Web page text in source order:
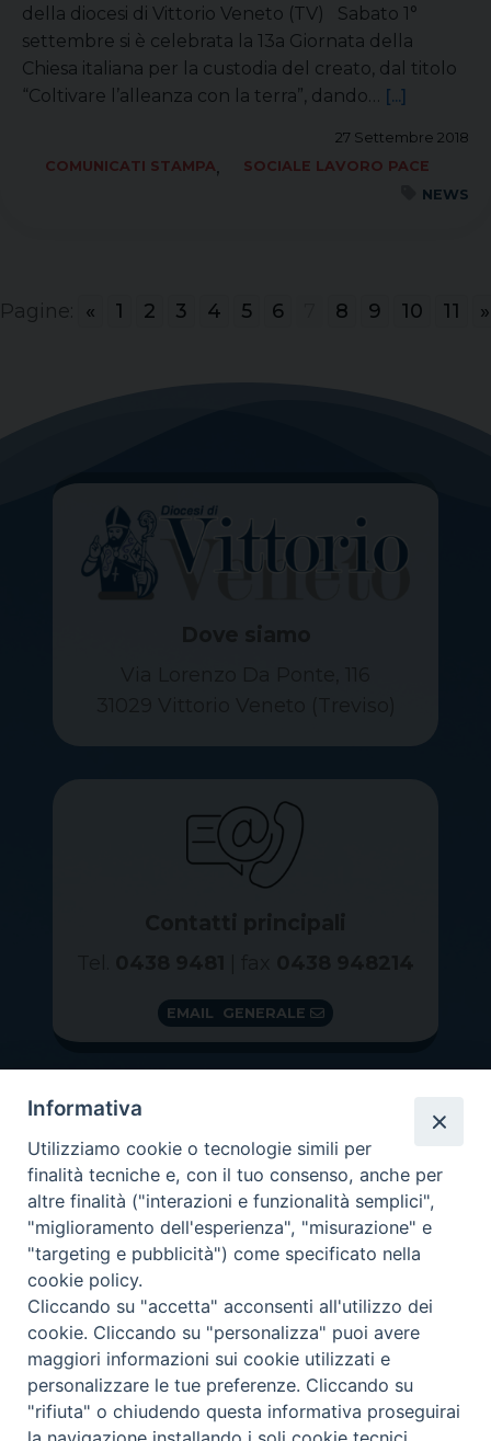
della diocesi di Vittorio Veneto (TV) Sabato 1°
settembre si è celebrata la 13a Giornata della
Chiesa italiana per la custodia del creato, dal titolo
“Coltivare l’alleanza con la terra”, dando… [...]
27 Settembre 2018
COMUNICATI STAMPA,
SOCIALE LAVORO PACE
NEWS
Pagine: « 1 2 3 4 5 6 8 9 10 11 »
EMAIL GENERALE
GRAZIE PER IL TUO AIUTO
Insieme per la Diocesi
Copyright 2026 ©Diocesi di Vittorio Veneto-Privacy
Informativa
Utilizziamo cookie o tecnologie simili per
finalità tecniche e, con il tuo consenso, anche per
altre finalità ("interazioni e funzionalità semplici",
"miglioramento dell'esperienza", "misurazione" e
"targeting e pubblicità") come specificato nella
cookie policy.
Cliccando su "accetta" acconsenti all'utilizzo dei
cookie. Cliccando su "personalizza" puoi avere
maggiori informazioni sui cookie utilizzati e
personalizzare le tue preferenze. Cliccando su
"rifiuta" o chiudendo questa informativa proseguirai